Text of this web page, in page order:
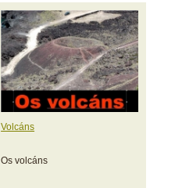
Volcáns
Os volcáns